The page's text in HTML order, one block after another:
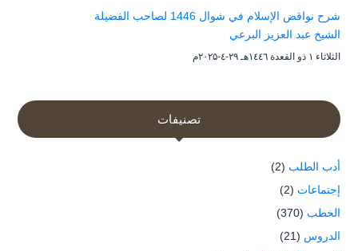
شرح نواقض الإسلام في شوال 1446 لصاحب الفضيلة
الشيخ عبد العزيز البرعي
الثلاثاء ۱ ذو القعدة ۱٤٤٦هـ ۲۹-٤-۲۰۲۵م
تصنيفات
أدب الطلب (2)
إجتماعات (2)
الخطب (370)
الدروس (21)